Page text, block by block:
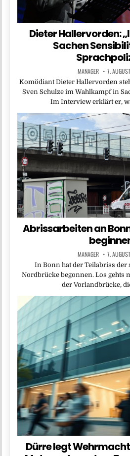
Dieter Hallervorden:
Sachen
MANAGER 7.
Komödiant Dieter Hallervorden
Sven Schulze im Wahlkampf in
Im Interview erklärt er,
Abrissarbeiten an
MANAGER 7.
In Bonn hat der Teilabriss der
Nordbrücke begonnen. Los gehts
der Vorlandbrücke,
Dürre legt